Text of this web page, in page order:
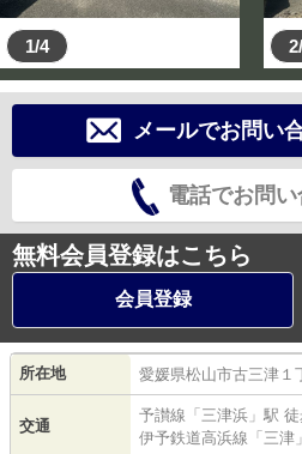
1/4
メールでお問い
電話でお問
無料会員登録はこちら
会員登録
所在地 愛媛県松山市古三津 １
交通
予讃線 「 三津浜 」駅
伊予鉄道高浜線 「 三津